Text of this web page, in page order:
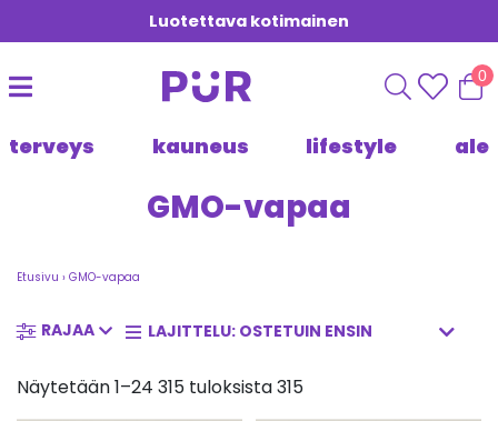
Luotettava kotimainen
0
terveys kauneus lifestyle ale
GMO-vapaa
Etusivu › GMO-vapaa
RAJAA
Näytetään 1–24 315 tuloksista 315